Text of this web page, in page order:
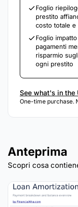
Foglio
prestito
costo totale e
Foglio
pagamenti
risparmio
ogni prestito
See what's in the
One-time purchase.
Anteprima
Scopri cosa